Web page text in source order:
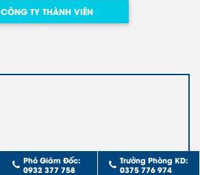
CÔNG TY THÀNH VIÊN
Phó Giám Đốc:
0932 377 758
Trưởng Phòng KD:
0375 776 974